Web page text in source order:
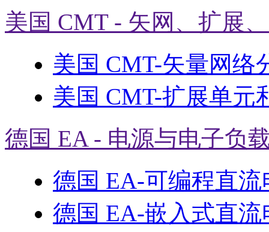
美国 CMT - 矢网、扩展
美国 CMT-矢量网络
美国 CMT-扩展单元
德国 EA - 电源与电子负
德国 EA-可编程直流
德国 EA-嵌入式直流